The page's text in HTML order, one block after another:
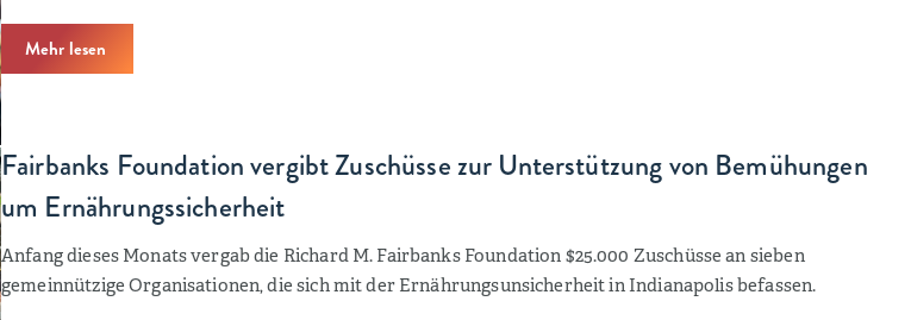
Mehr lesen
Fairbanks Foundation vergibt Zuschüsse zur Unterstützung von Bemühungen
um Ernährungssicherheit
Anfang dieses Monats vergab die Richard M. Fairbanks Foundation $25.000 Zuschüsse an sieben
gemeinnützige Organisationen, die sich mit der Ernährungsunsicherheit in Indianapolis befassen.